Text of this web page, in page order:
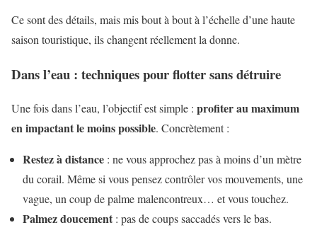
Ce sont des détails, mais mis bout à bout à l’échelle d’une haute
saison touristique, ils changent réellement la donne.
Dans l’eau : techniques pour flotter sans détruire
Une fois dans l’eau, l’objectif est simple : profiter au maximum
en impactant le moins possible. Concrètement :
Restez à distance : ne vous approchez pas à moins d’un mètre
du corail. Même si vous pensez contrôler vos mouvements, une
vague, un coup de palme malencontreux… et vous touchez.
Palmez doucement : pas de coups saccadés vers le bas.